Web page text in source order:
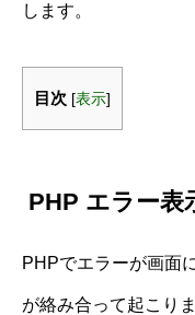
します。
目次 [表示]
PHP エラー表
PHPでエラーが画面
が絡み合って起こり